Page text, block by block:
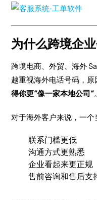
为什么跨境企
跨境电商、外贸、海外
越重视海外电话号码，
得你更“像一家本地公司”。
对于海外客户来说，一个
联系门槛更低
沟通方式更熟悉
企业看起来更正规
售前咨询和售后支